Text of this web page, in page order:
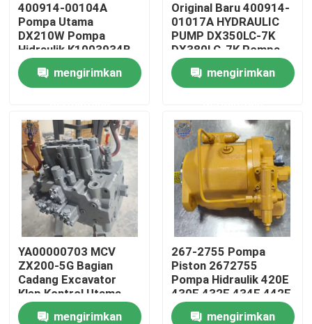
Rumah
Tentang kami
Tur Pabrik
Kontrol kualitas
Hubungi kami
400914-00104A
Pompa Utama
DX210W Pompa
Hidraulik K1003934B
Pompa Utama
Excavatormengirimkan
Original Baru 400914-
01017A HYDRAULIC
PUMP DX350LC-7K
DX380LC-7K Pompa
utama
mengirimkan
YA00000703 MCV
ZX200-5G Bagian
Cadang Excavator
Klep Kontrol Utama
mengirimkan
267-2755 Pompa
Piston 2672755
Pompa Hidraulik 420E
430E 432E 434E 442E
444E
mengirimkan